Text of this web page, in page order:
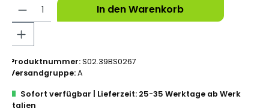
In den Warenkorb
Produktnummer:S02.39BS0267
Versandgruppe:A
Sofort verfügbar | Lieferzeit: 25-35 Werktage ab Werk
Italien